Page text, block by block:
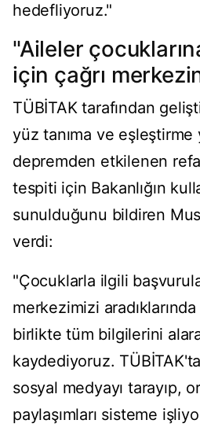
hedefliyoruz."
"Aileler
için çağrı
TÜBİTAK tarafından
yüz tanıma ve eşleştirme
depremden etkilenen
tespiti için Bakanlığın
sunulduğunu bildiren
verdi:
"Çocuklarla ilgili
merkezimizi
birlikte tüm bilgilerini
kaydediyoruz.
sosyal medyayı tarayıp,
paylaşımları sisteme